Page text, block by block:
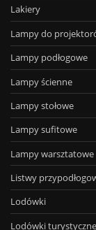
Lakiery
Lampy do
Lampy podłogowe
Lampy ścienne
Lampy stołowe
Lampy sufitowe
Lampy warsztatowe
Listwy
Lodówki
Lodówki turystyczne